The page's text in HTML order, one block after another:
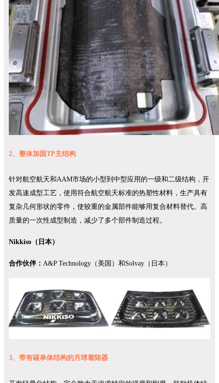
2、整体加固TP主结构
针对航空航天和AAM市场的小型到中型应用的一级和二级结构，开
发高速成型工艺，使用符合航空航天标准的热塑性材料，生产具有
复杂几何形状的零件，使较重的金属部件能够用复合材料替代。高
质量的一次性成型制造，减少了多个部件制造过程。
Nikkiso（日本）
合作伙伴： A&P Technology（美国）和Solvay（日本）
3、带有碳单体结构的月球着陆器